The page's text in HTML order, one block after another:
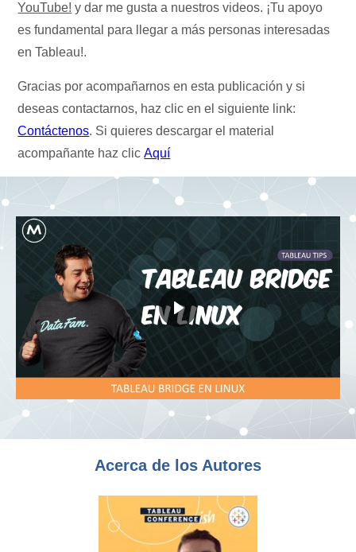
YouTube! y dar me gusta a nuestros videos. ¡Tu apoyo
es fundamental para llegar a más personas interesadas
en Tableau!.
Gracias por acompañarnos en esta publicación y si
deseas contactarnos, haz clic en el siguiente link:
Contáctenos. Si quieres descargar el material
acompañante haz clicAquí
Acerca de los Autores